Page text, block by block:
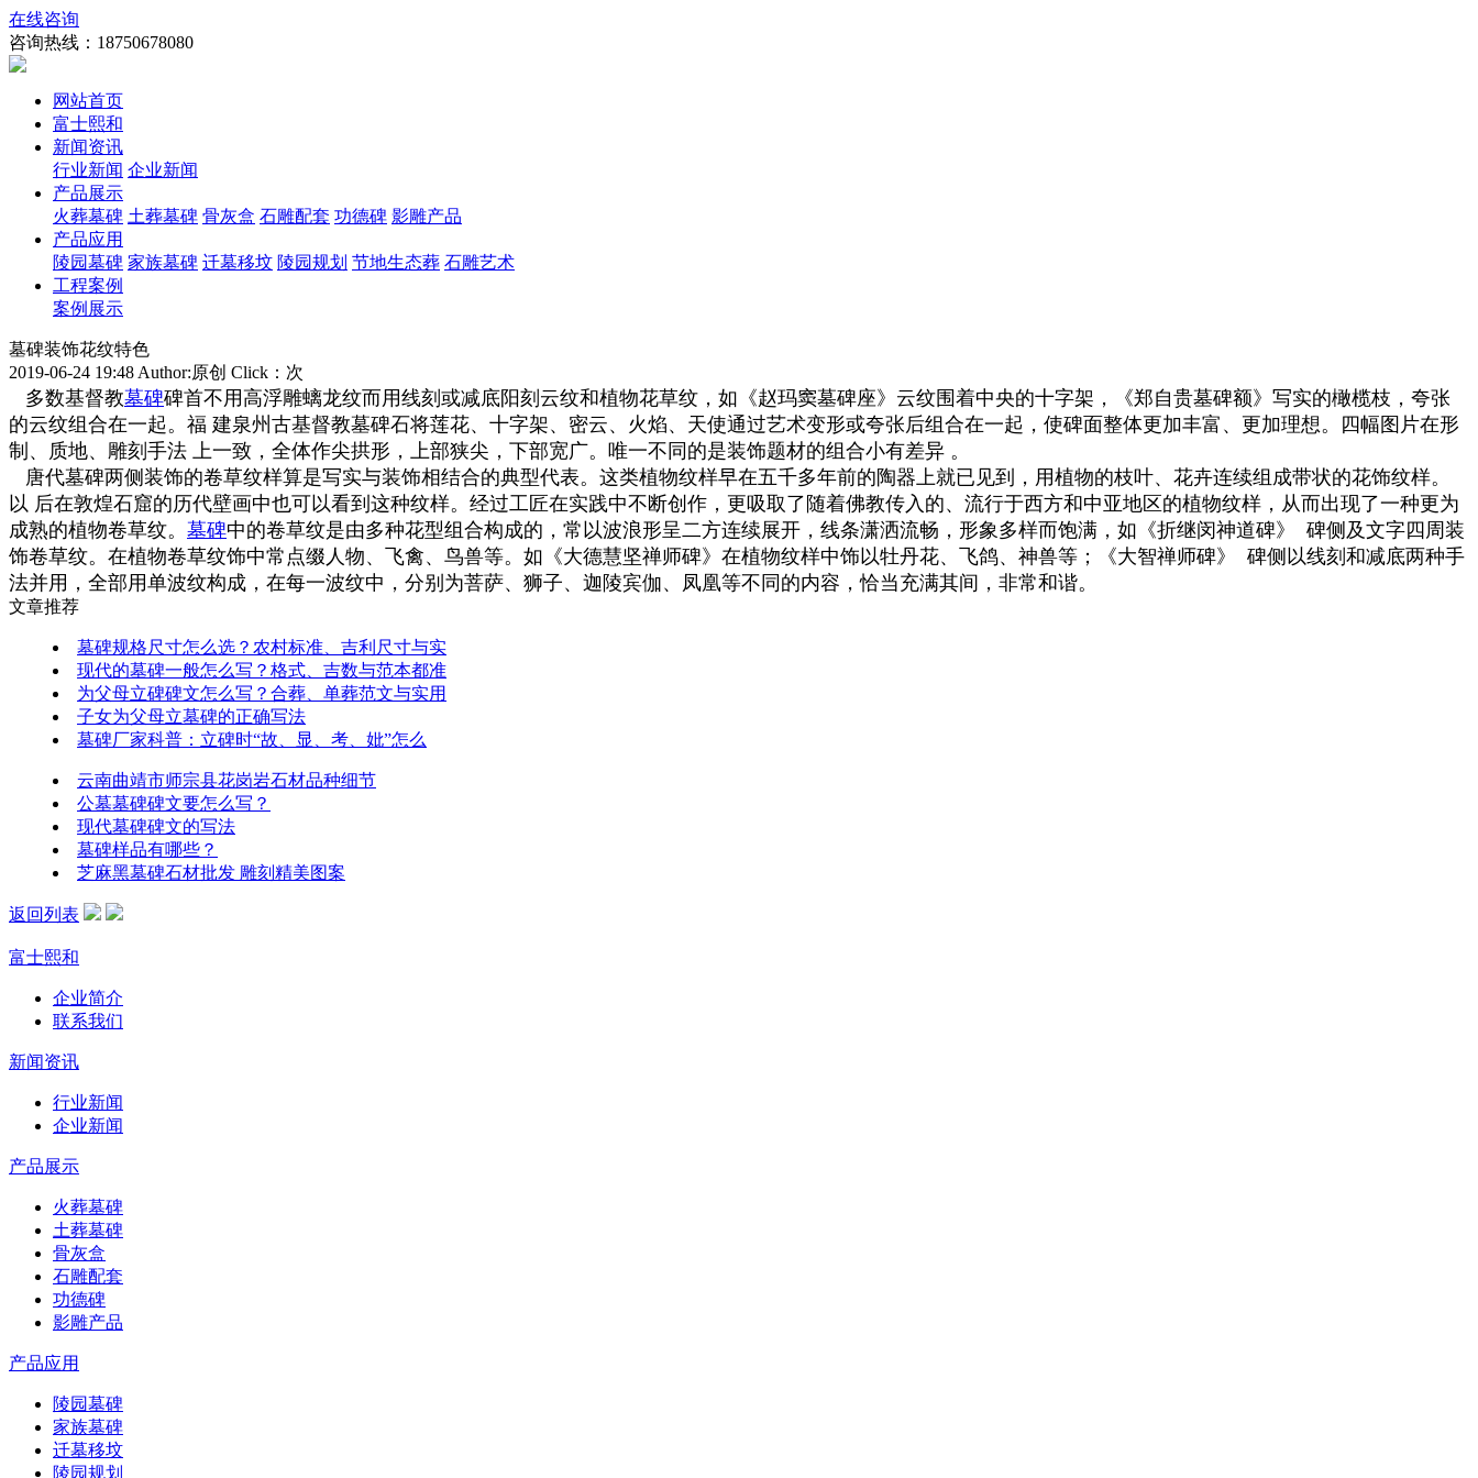
在线咨询
咨询热线： 18750678080
网站首页
富士熙和
新闻资讯
行业新闻 企业新闻
产品展示
火葬墓碑 土葬墓碑 骨灰盒 石雕配套 功德碑 影雕产品
产品应用
陵园墓碑 家族墓碑 迁墓移坟 陵园规划 节地生态葬 石雕艺术
工程案例
案例展示
墓碑装饰花纹特色
2019-06-24 19:48 Author:原创 Click： 次
多数基督教墓碑碑首不用高浮雕螭龙纹而用线刻或减底阳刻云纹和植物花草纹，如《赵玛窦墓碑座》云纹围着中央的十字架，《郑自贵墓碑额》写实的橄榄枝，夸张
的云纹组合在一起。福 建泉州古基督教墓碑石将莲花、十字架、密云、火焰、天使通过艺术变形或夸张后组合在一起，使碑面整体更加丰富、更加理想。四幅图片在形
制、质地、雕刻手法 上一致，全体作尖拱形，上部狭尖，下部宽广。唯一不同的是装饰题材的组合小有差异 。
唐代墓碑两侧装饰的卷草纹样算是写实与装饰相结合的典型代表。这类植物纹样早在五千多年前的陶器上就已见到，用植物的枝叶、花卉连续组成带状的花饰纹样。
以 后在敦煌石窟的历代壁画中也可以看到这种纹样。经过工匠在实践中不断创作，更吸取了随着佛教传入的、流行于西方和中亚地区的植物纹样，从而出现了一种更为
成熟的植物卷草纹。 墓碑中的卷草纹是由多种花型组合构成的，常以波浪形呈二方连续展开，线条潇洒流畅，形象多样而饱满，如《折继闵神道碑》 碑侧及文字四周装
饰卷草纹。在植物卷草纹饰中常点缀人物、飞禽、鸟兽等。如《大德慧坚禅师碑》在植物纹样中饰以牡丹花、飞鸽、神兽等；《大智禅师碑》 碑侧以线刻和减底两种手
法并用，全部用单波纹构成，在每一波纹中，分别为菩萨、狮子、迦陵宾伽、凤凰等不同的内容，恰当充满其间，非常和谐。
文章推荐
墓碑规格尺寸怎么选？农村标准、吉利尺寸与实
现代的墓碑一般怎么写？格式、吉数与范本都准
为父母立碑碑文怎么写？合葬、单葬范文与实用
子女为父母立墓碑的正确写法
墓碑厂家科普：立碑时“故、显、考、妣”怎么
云南曲靖市师宗县花岗岩石材品种细节
公墓墓碑碑文要怎么写？
现代墓碑碑文的写法
墓碑样品有哪些？
芝麻黑墓碑石材批发 雕刻精美图案
返回列表
富士熙和
企业简介
联系我们
新闻资讯
行业新闻
企业新闻
产品展示
火葬墓碑
土葬墓碑
骨灰盒
石雕配套
功德碑
影雕产品
产品应用
陵园墓碑
家族墓碑
迁墓移坟
陵园规划